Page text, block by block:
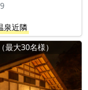
泉近隣
大30名様）